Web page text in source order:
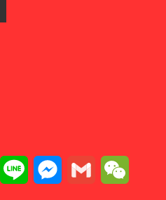
TelegramLine Messenger
Gmail